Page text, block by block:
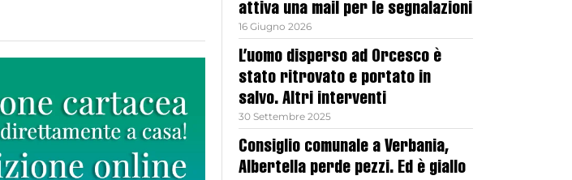
attiva una mail per le segnalazioni
16 Giugno 2026
L’uomo disperso ad Orcesco è
stato ritrovato e portato in
salvo. Altri interventi
30 Settembre 2025
Consiglio comunale a Verbania,
Albertella perde pezzi. Ed è giallo